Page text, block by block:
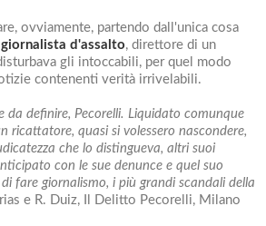
ovviamente, partendo dall'unica cosa
d'assalto, direttore di un
gli intoccabili, per quel modo
contenenti verità irrivelabili.
da definire, Pecorelli. Liquidato comunque
ricattatore, quasi si volessero nascondere,
che lo distingueva, altri suoi
con le sue denunce e quel suo
fare giornalismo, i più grandi scandali della
e R. Duiz, Il Delitto Pecorelli, Milano